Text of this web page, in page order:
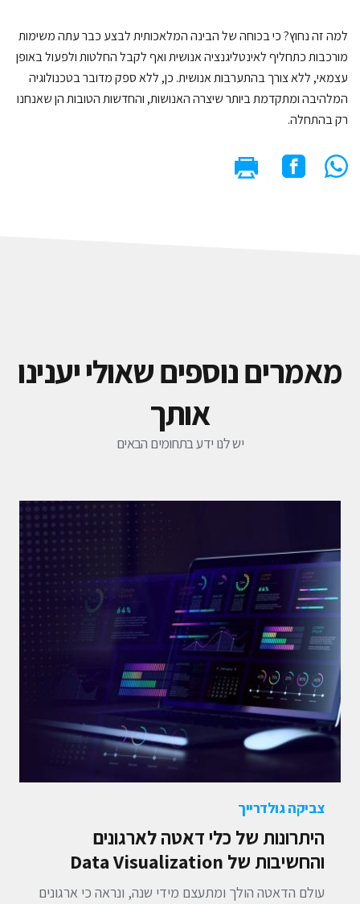
זה נחוץ? כי בכוחה של הבינה המלאכותית לבצע כבר עתה משימות
כתחליף לאינטליגנציה אנושית ואף לקבל החלטות ולפעול באופן
ללא צורך בהתערבות אנושית. כן, ללא ספק מדובר בטכנולוגיה
ומתקדמת ביותר שיצרה האנושות, והחדשות הטובות הן שאנחנו
בהתחלה.
נוספים שאולי יענינו
אותך
יש לנו ידע בתחומים הבאים
צביקה גולדרייך
היתרונות של כלי דאטה לארגונים
והחשיבות של Data Visualization
עולם הדאטה הולך ומתעצם מידי שנה, ונראה כי ארגונים